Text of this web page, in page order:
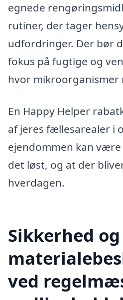
egnede
rutiner, der tager
udfordringer. Der bør
fokus på fugtige og
hvor mikroorganismer
En Happy Helper
af jeres fællesarealer i
ejendommen kan
det løst, og at der
hverdagen.
Sikkerhed og
ved